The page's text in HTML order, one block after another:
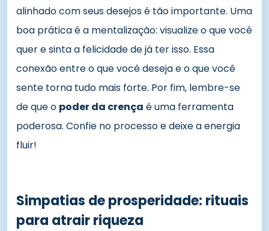
alinhado com seus desejos é tão importante. Uma
boa prática é a mentalização: visualize o que você
quer e sinta a felicidade de já ter isso. Essa
conexão entre o que você deseja e o que você
sente torna tudo mais forte. Por fim, lembre-se
de que o poder da crença é uma ferramenta
poderosa. Confie no processo e deixe a energia
fluir!
Simpatias de prosperidade: rituais
para atrair riqueza